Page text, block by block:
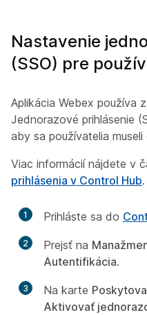
Nastavenie
(SSO) pre
Aplikácia Webex používa
Jednorazové prihlásenie
aby sa používatelia
Viac informácií nájdete v
prihlásenia v Control Hub.
1 Prihláste sa do
2 Prejsť na
Autentifikácia.
3 Na karte
Aktivovať